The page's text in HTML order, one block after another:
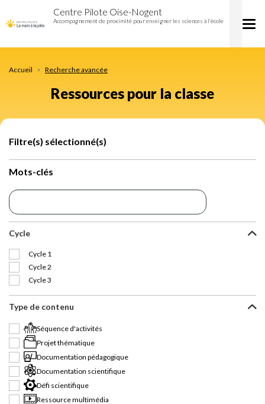
pour
au
contenu
Centre Pilote Oise-Nogent
Accompagnement de proximité pour enseigner les sciences à l’école
Accueil Recherche avancée
Ressources pour la classe
Filtre(s) sélectionné(s)
Mots-clés
Cycle
Cycle 1
Cycle 2
Cycle 3
Type de contenu
Séquence d'activités
Projet thématique
Documentation pédagogique
Documentation scientifique
Défi scientifique
Ressource multimédia